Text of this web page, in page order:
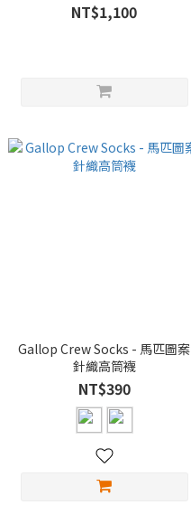
NT$1,100
Gallop Crew Socks - 馬匹圖案
針織高筒襪
NT$390